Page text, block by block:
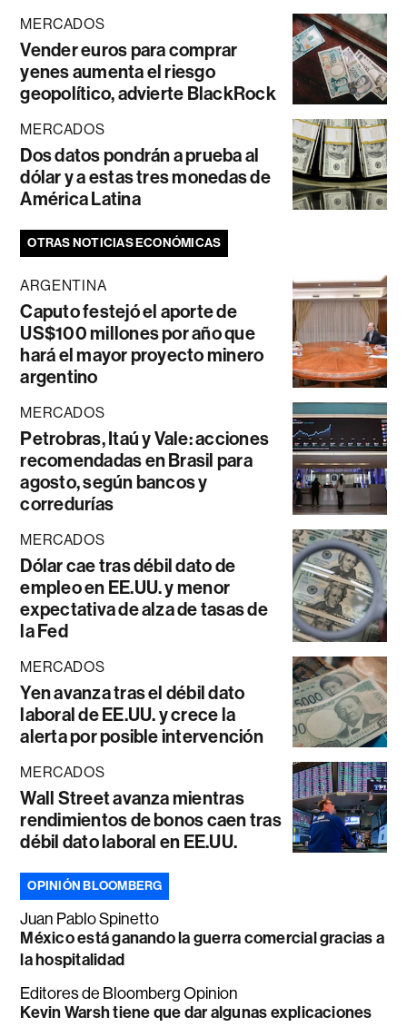
MERCADOS
Vender euros para comprar
yenes aumenta el riesgo
geopolítico, advierte BlackRock
MERCADOS
Dos datos pondrán a prueba al
dólar y a estas tres monedas de
América Latina
OTRAS NOTICIAS ECONÓMICAS
ARGENTINA
Caputo festejó el aporte de
US$100 millones por año que
hará el mayor proyecto minero
argentino
MERCADOS
Petrobras, Itaú y Vale: acciones
recomendadas en Brasil para
agosto, según bancos y
corredurías
MERCADOS
Dólar cae tras débil dato de
empleo en EE.UU. y menor
expectativa de alza de tasas de
la Fed
MERCADOS
Yen avanza tras el débil dato
laboral de EE.UU. y crece la
alerta por posible intervención
MERCADOS
Wall Street avanza mientras
rendimientos de bonos caen tras
débil dato laboral en EE.UU.
OPINIÓN BLOOMBERG
Juan Pablo Spinetto
México está ganando la guerra comercial gracias a
la hospitalidad
Editores de Bloomberg Opinion
Kevin Warsh tiene que dar algunas explicaciones